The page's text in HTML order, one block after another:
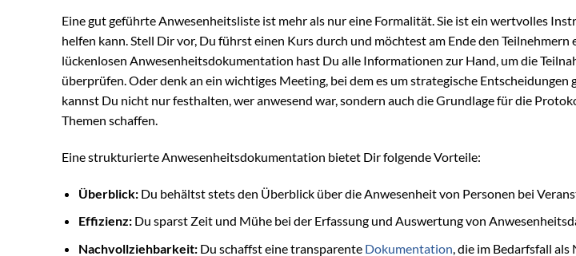
Eine gut geführte Anwesenheitsliste ist mehr als nur eine Formalität. Sie ist ein wertvolles
helfen kann. Stell Dir vor, Du führst einen Kurs durch und möchtest am Ende den
lückenlosen Anwesenheitsdokumentation hast Du alle Informationen zur Hand, um die
überprüfen. Oder denk an ein wichtiges Meeting, bei dem es um strategische
kannst Du nicht nur festhalten, wer anwesend war, sondern auch die Grundlage für die
Themen schaffen.
Eine strukturierte Anwesenheitsdokumentation bietet Dir folgende Vorteile:
Überblick:Du behältst stets den Überblick über die Anwesenheit von Personen bei
Effizienz:Du sparst Zeit und Mühe bei der Erfassung und Auswertung von
Nachvollziehbarkeit:Du schaffst eine transparente Dokumentation, die im Bedarfsfall als